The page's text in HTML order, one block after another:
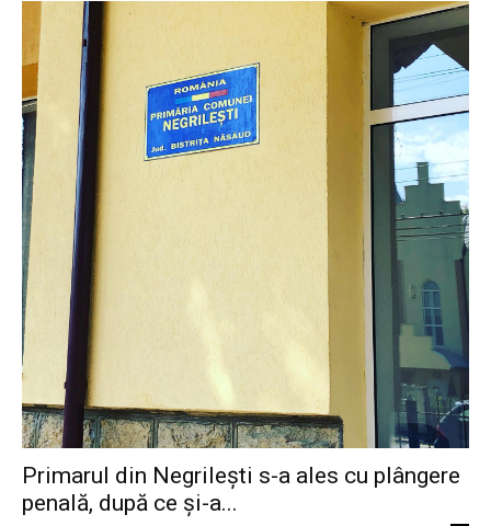
Primarul din Negrilești s-a ales cu plângere
penală, după ce și-a...